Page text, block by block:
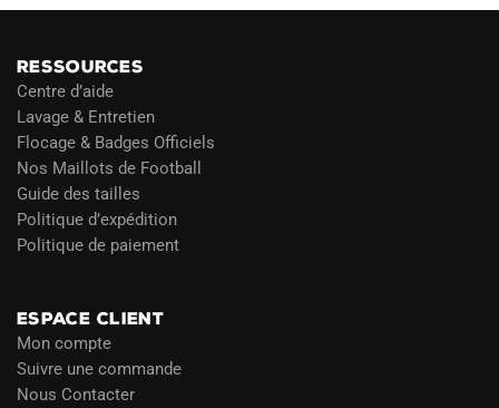
RESSOURCES
Centre d’aide
Lavage & Entretien
Flocage & Badges Officiels
Nos Maillots de Football
Guide des tailles
Politique d’expédition
Politique de paiement
ESPACE CLIENT
Mon compte
Suivre une commande
Nous Contacter